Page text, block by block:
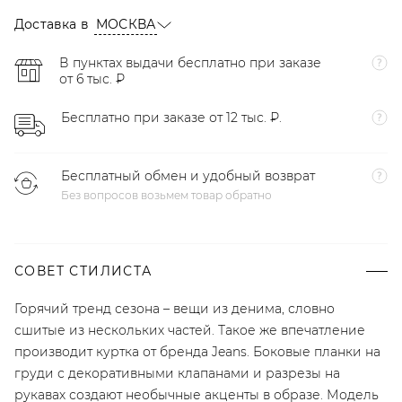
Доставка в МОСКВА
В пунктах выдачи бесплатно при заказе
от 6 тыс. ₽
Бесплатно при заказе от 12 тыс. ₽.
Бесплатный обмен и удобный возврат
Без вопросов возьмем товар обратно
СОВЕТ СТИЛИСТА
Горячий тренд сезона – вещи из денима, словно
сшитые из нескольких частей. Такое же впечатление
производит куртка от бренда Jeans. Боковые планки на
груди с декоративными клапанами и разрезы на
рукавах создают необычные акценты в образе. Модель